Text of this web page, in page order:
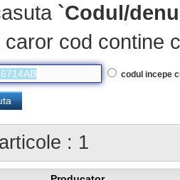
`Codul/
caror cod contine
codul incepe
: 1